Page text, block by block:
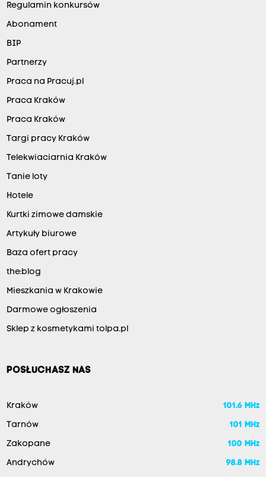
Regulamin konkursów
Abonament
BIP
Partnerzy
Praca na Pracuj.pl
Praca Kraków
Praca Kraków
Targi pracy Kraków
Telekwiaciarnia Kraków
Tanie loty
Hotele
Kurtki zimowe damskie
Artykuły biurowe
Baza ofert pracy
the:blog
Mieszkania w Krakowie
Darmowe ogłoszenia
Sklep z kosmetykami tolpa.pl
POSŁUCHASZ NAS
Kraków 101.6 MHz
Tarnów 101 MHz
Zakopane 100 MHz
Andrychów 98.8 MHz